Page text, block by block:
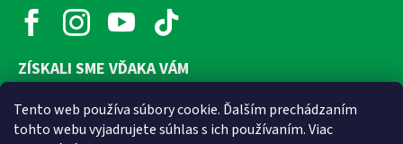
Tento web používa súbory cookie. Ďalším prechádzaním
tohto webu vyjadrujete súhlas s ich používaním. Viac
ZÍSKALI SME VĎAKA VÁM